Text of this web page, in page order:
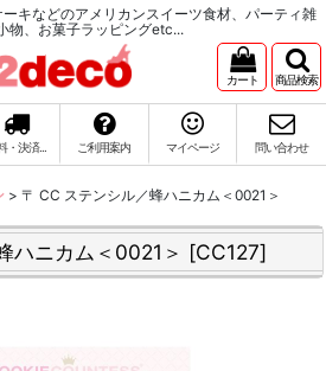
キなどのアメリカンスイーツ食材、パーティ雑
物、お菓子ラッピングetc...
カート 商品検索
・決済... ご利用案内 マイページ 問い合わせ
> 〒 CC ステンシル／蜂ハニカム＜0021＞
ハニカム＜0021＞ [CC127]